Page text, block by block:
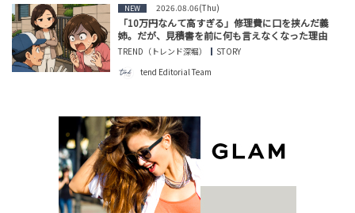
NEW 2026.08.06(Thu)
「10万円なんて高すぎる」修理費に口を挟んだ義
姉。だが、見積書を前に何も言えなくなった理由
TREND（トレンド深堀）
STORY
tend Editorial Team